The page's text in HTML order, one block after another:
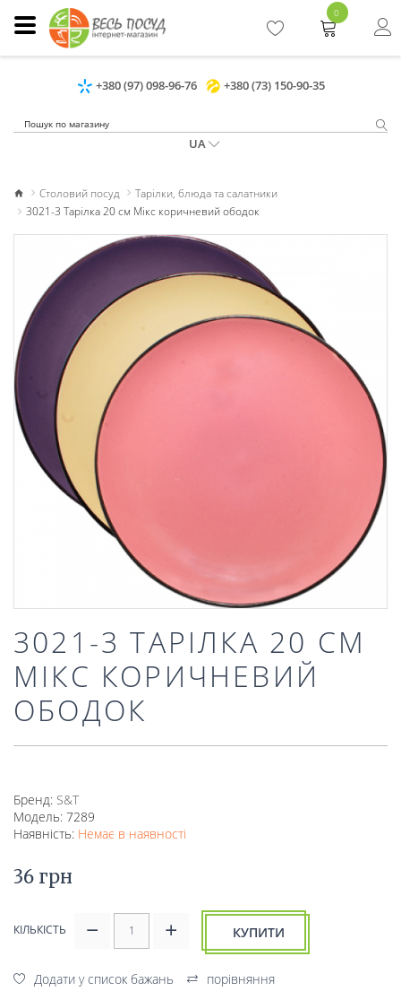
+380 (97) 098-96-76 +380 (73) 150-90-35
UA
0
Столовий посуд
Тарілки, блюда та салатники
3021-3 Тарілка 20 см Мікс коричневий ободок
3021-3 ТАРІЛКА 20 СМ
МІКС КОРИЧНЕВИЙ
ОБОДОК
Бренд: S&T
Модель: 7289
Наявність: Немає в наявності
36 грн
КІЛЬКІСТЬ КУПИТИ
Додати у список бажань
порівняння